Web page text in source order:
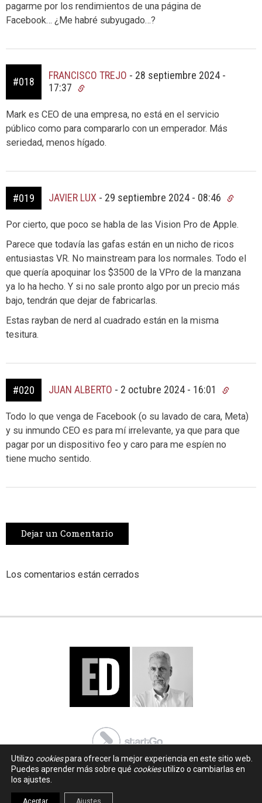
pagarme por los rendimientos de una página de
Facebook… ¿Me habré subyugado…?
#018
FRANCISCO TREJO - 28 septiembre 2024 -
17:37
Mark es CEO de una empresa, no está en el servicio
público como para compararlo con un emperador. Más
seriedad, menos hígado.
#019 JAVIER LUX - 29 septiembre 2024 - 08:46
Por cierto, que poco se habla de las Vision Pro de Apple.
Parece que todavía las gafas están en un nicho de ricos
entusiastas VR. No mainstream para los normales. Todo el
que quería apoquinar los $3500 de la VPro de la manzana
ya lo ha hecho. Y si no sale pronto algo por un precio más
bajo, tendrán que dejar de fabricarlas.
Estas rayban de nerd al cuadrado están en la misma
tesitura.
#020 JUAN ALBERTO - 2 octubre 2024 - 16:01
Todo lo que venga de Facebook (o su lavado de cara, Meta)
y su inmundo CEO es para mí irrelevante, ya que para que
pagar por un dispositivo feo y caro para me espíen no
tiene mucho sentido.
Dejar un Comentario
Los comentarios están cerrados
Utilizo cookiespara ofrecer la mejor experiencia en este sitio web.
Puedes aprender más sobre qué cookiesutilizo o cambiarlas en
los ajustes.
Aceptar Ajustes